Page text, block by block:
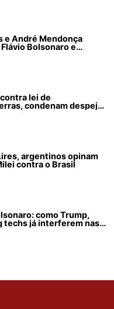
e André Mendonça
Bolsonaro e
lei de
condenam despejos
argentinos opinam
contra o Brasil
como Trump,
techs já interferem nas